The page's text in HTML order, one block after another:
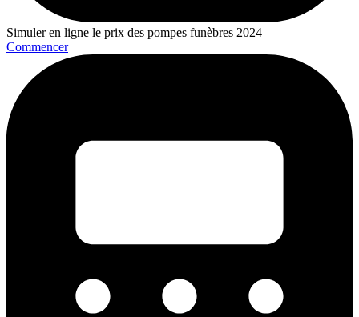
Simuler en ligne le prix des pompes funèbres 2024
Commencer